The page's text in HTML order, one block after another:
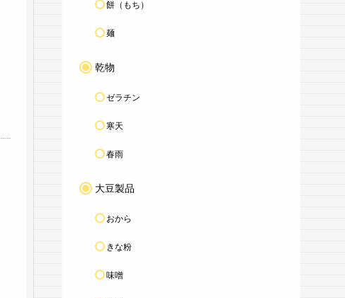
餅（もち）
麺
乾物
ゼラチン
寒天
春雨
大豆製品
おから
きな粉
味噌